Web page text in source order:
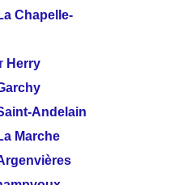
Chapelle-
Herry
Andelain
Marche